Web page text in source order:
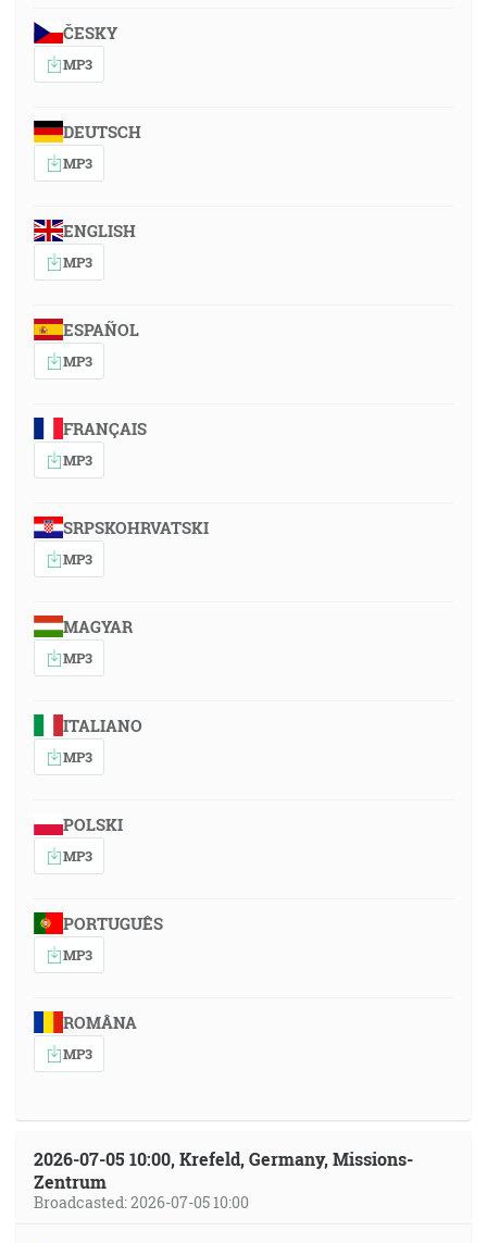
ČESKY
MP3
DEUTSCH
MP3
ENGLISH
MP3
ESPAÑOL
MP3
FRANÇAIS
MP3
SRPSKOHRVATSKI
MP3
MAGYAR
MP3
ITALIANO
MP3
POLSKI
MP3
PORTUGUÊS
MP3
ROMÂNA
MP3
2026-07-05 10:00, Krefeld, Germany, Missions-
Zentrum
Broadcasted: 2026-07-05 10:00